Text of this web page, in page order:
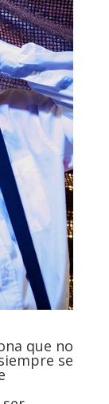
que no
se